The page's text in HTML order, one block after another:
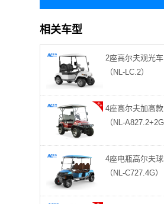
相关车型
2座高尔夫观光车
（NL-LC.2）
4座高尔夫加高款
（NL-A827.2+2G
4座电瓶高尔夫
（NL-C727.4G）
云南昆明 137****0277观光车1辆已
湖北武汉 185****1744巡逻车12辆已